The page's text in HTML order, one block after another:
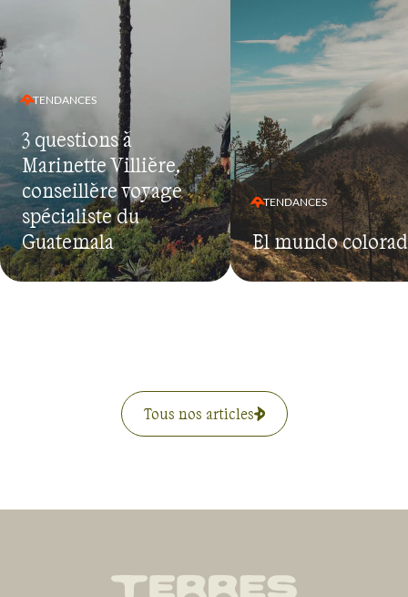
TENDANCES
3 questions à
Marinette Villière,
conseillère voyage
spécialiste du
Guatemala
TENDANCES
El mundo
Tous nos articles